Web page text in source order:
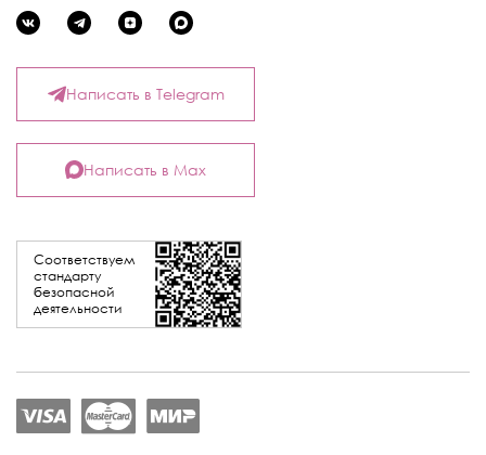
Соответствуем
стандарту
безопасной
деятельности
Написать в Telegram
Написать в Max